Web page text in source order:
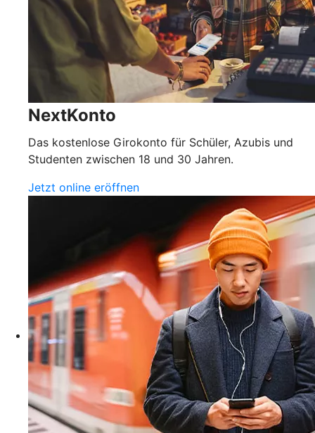
NextKonto
Das kostenlose Girokonto für Schüler, Azubis und
Studenten zwischen 18 und 30 Jahren.
Jetzt online eröffnen